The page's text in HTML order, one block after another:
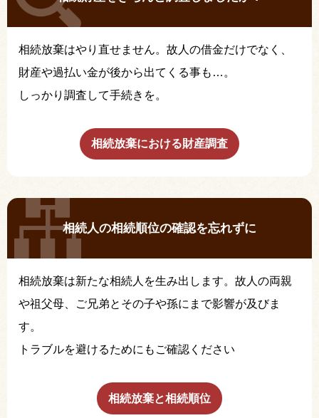
相続放棄はやり直せません。故人の借金だけでなく、
財産や過払い金が後から出てくる事も…。
しっかり調査して手続きを。
相続放棄における財産調査
相続人の相続順位の確認を忘れずに
相続放棄は新たな相続人を生み出します。故人の両親
や祖父母、ご兄弟とその子や孫にまで影響が及びま
す。
トラブルを避けるためにもご確認ください
相続放棄と相続順位